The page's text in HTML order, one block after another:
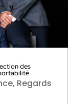
des
, Regards